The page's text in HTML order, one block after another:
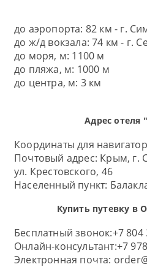
до аэропорта: 82 км - г.
до ж/д вокзала: 74 км - г.
до моря, м: 1100 м
до пляжа, м: 1000 м
до центра, м: 3 км
Адрес отеля
Координаты для
Почтовый адрес: Крым, г.
ул. Крестовского, 46
Населенный пункт:
Купить путевку в
Бесплатный звонок:+7 804
Онлайн-консультант:+7
Электронная почта: